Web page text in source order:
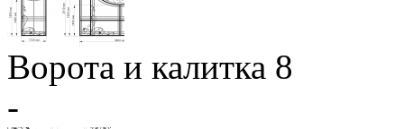
Ворота и калитка 8
-